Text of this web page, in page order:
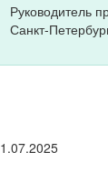
Руководитель
Санкт-